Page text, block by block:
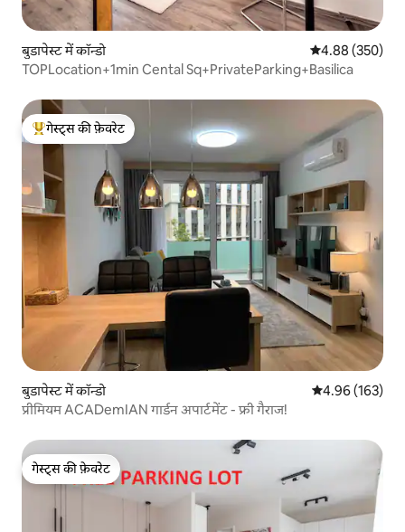
बुडापेस्ट में कॉन्डो औसत रेटिंग 5 में से
4.88 (350)
TOPLocation+1min Cental Sq+PrivateParking+Basilica
गेस्ट्स का टॉप फ़ेवरेट
गेस्ट्स की फ़ेवरेट
बुडापेस्ट में कॉन्डो औसत रेटिंग 5 में से
4.96 (163)
प्रीमियम ACADemIAN गार्डन अपार्टमेंट - फ्री गैराज!
गेस्ट्स की फ़ेवरेट
गेस्ट्स की फ़ेवरेट